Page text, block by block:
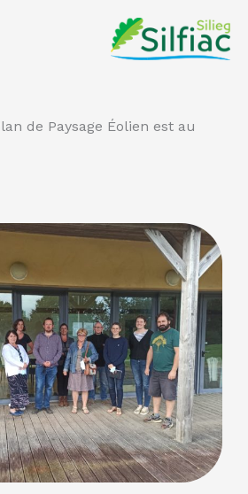
de Paysage Éolien est au